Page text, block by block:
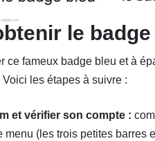
le
fameux badge bleu et à
les étapes à suivre :
et vérifier son compte :
(les trois petites barres